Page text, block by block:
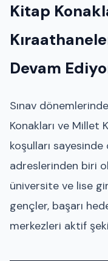
Kitap
Devam
Sınav
Konakları ve Millet
koşulları
adreslerinden biri
üniversite ve lise
gençler, başarı
merkezleri aktif